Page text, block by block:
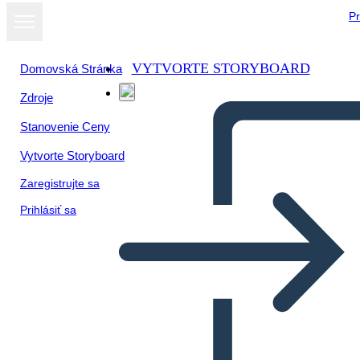
Domovská Stránka
Zdroje
Stanovenie Ceny
Vytvorte Storyboard
Zaregistrujte sa
Prihlásiť sa
VYTVORTE STORYBOARD